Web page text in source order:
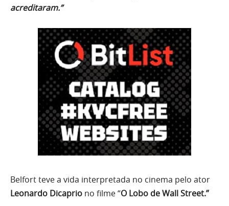
acreditaram.”
Belfort teve a vida interpretada no cinema pelo ator
Leonardo Dicaprio no filme “O Lobo de Wall Street.”